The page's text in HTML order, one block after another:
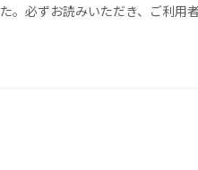
た。必ずお読みいただき、ご利用